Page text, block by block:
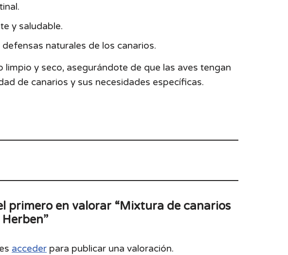
y saludable.
naturales de los canarios.
y seco, asegurándote de que las aves tengan
de canarios y sus necesidades específicas.
primero en valorar “Mixtura de canarios
Herben”
acceder para publicar una valoración.